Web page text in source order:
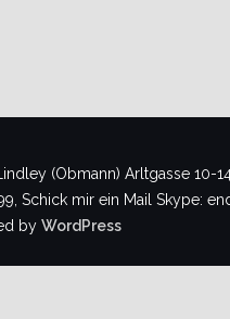
(Obmann) Arltgasse 10-
Schick mir ein Mail Skype:
by WordPress